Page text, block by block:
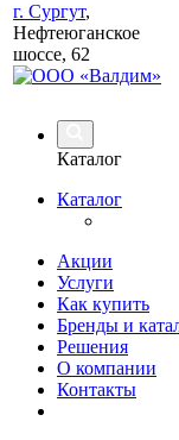
г. Сургут,
Нефтеюганское
шоссе, 62
Каталог
Каталог
Акции
Услуги
Как купить
Бренды и
Решения
О компании
Контакты